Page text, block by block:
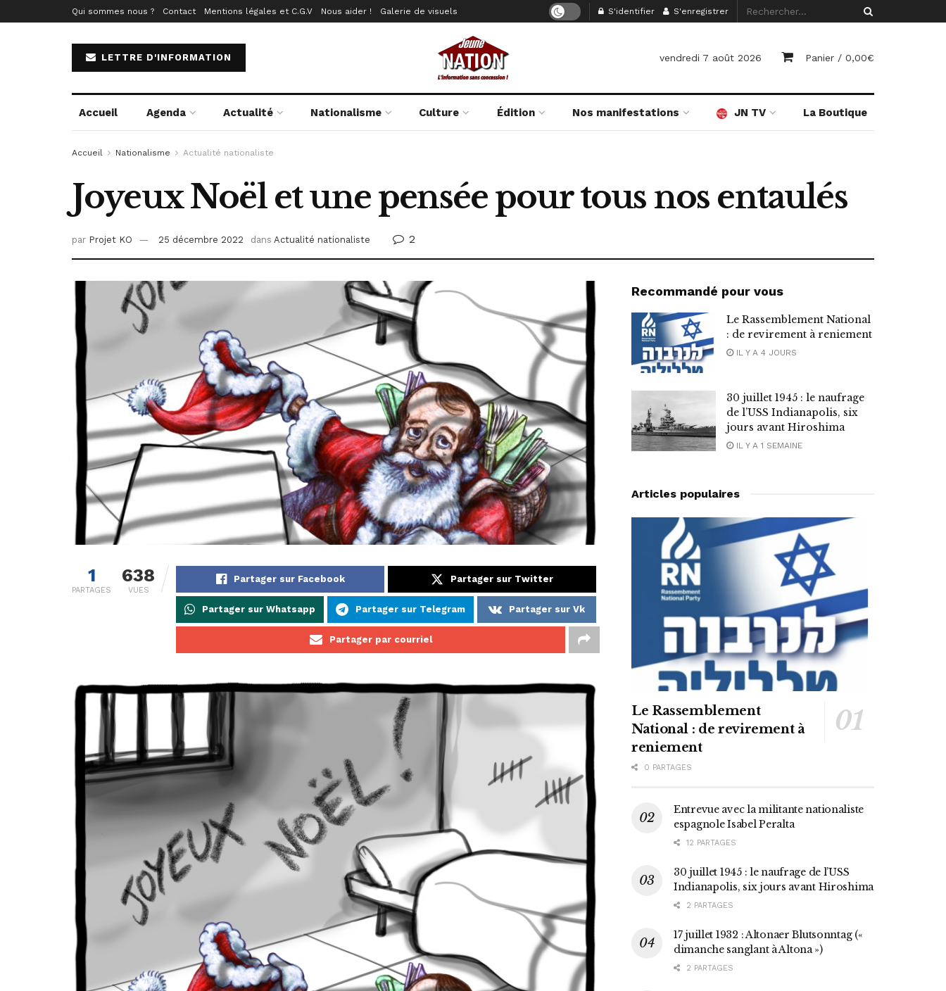
Qui sommes nous ? Contact Mentions légales et C.G.V Nous aider ! Galerie de visuels S'identifier S'enregistrer
LETTRE D'INFORMATION vendredi 7 août 2026 Panier / 0,00€
Accueil Agenda Actualité Nationalisme Culture Édition Nos manifestations JN TV La Boutique
Accueil Nationalisme Actualité nationaliste
Joyeux Noël et une pensée pour tous nos entaulés
par Projet KO 25 décembre 2022 dans Actualité nationaliste 2
1
PARTAGES
638
VUES
Partager sur Facebook Partager sur Twitter
Partager sur Whatsapp Partager sur Telegram Partager sur Vk
Partager par courriel
Recommandé pour vous
Le Rassemblement National
: de revirement à reniement
IL Y A 4 JOURS
30 juillet 1945 : le naufrage
de l’USS Indianapolis, six
jours avant Hiroshima
IL Y A 1 SEMAINE
Articles populaires
Le Rassemblement
National : de revirement à
reniement
0 PARTAGES
Entrevue avec la militante nationaliste
espagnole Isabel Peralta
12 PARTAGES
30 juillet 1945 : le naufrage de l’USS
Indianapolis, six jours avant Hiroshima
2 PARTAGES
17 juillet 1932 : Altonaer Blutsonntag («
dimanche sanglant à Altona »)
2 PARTAGES